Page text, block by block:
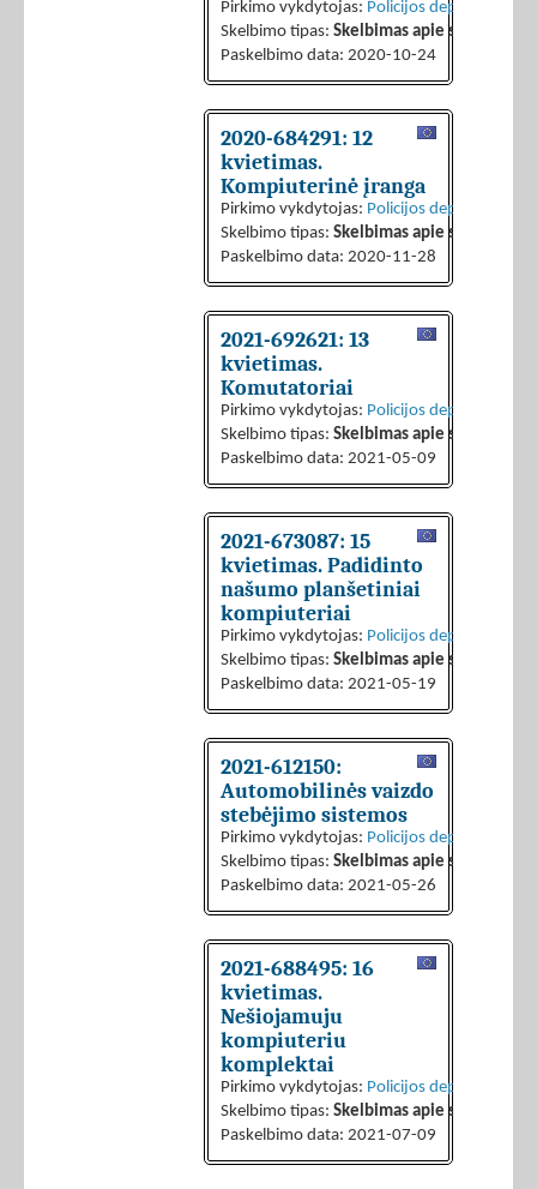
Pirkimo vykdytojas: Policijos
Skelbimo tipas: Skelbimas apie sutarties
Paskelbimo data: 2020-10-24
2020-684291: 12
kvietimas.
Kompiuterinė įranga
Pirkimo vykdytojas: Policijos
Skelbimo tipas: Skelbimas apie sutarties
Paskelbimo data: 2020-11-28
2021-692621: 13
kvietimas.
Komutatoriai
Pirkimo vykdytojas: Policijos
Skelbimo tipas: Skelbimas apie sutarties
Paskelbimo data: 2021-05-09
2021-673087: 15
kvietimas. Padidinto
našumo planšetiniai
kompiuteriai
Pirkimo vykdytojas: Policijos
Skelbimo tipas: Skelbimas apie sutarties
Paskelbimo data: 2021-05-19
2021-612150:
Automobilinės vaizdo
stebėjimo sistemos
Pirkimo vykdytojas: Policijos
Skelbimo tipas: Skelbimas apie sutarties
Paskelbimo data: 2021-05-26
2021-688495: 16
kvietimas.
Nešiojamuju
kompiuteriu
komplektai
Pirkimo vykdytojas: Policijos
Skelbimo tipas: Skelbimas apie sutarties
Paskelbimo data: 2021-07-09